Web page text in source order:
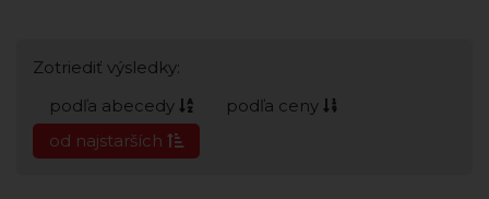
Zotriediť výsledky:
podľa abecedy
podľa ceny
od najstarších